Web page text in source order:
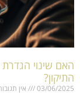
האם שינוי
התיקון?
03/06/2025 אין